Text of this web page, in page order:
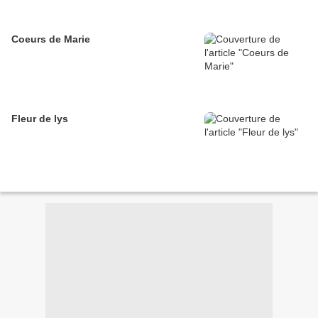
Coeurs de Marie
Fleur de lys